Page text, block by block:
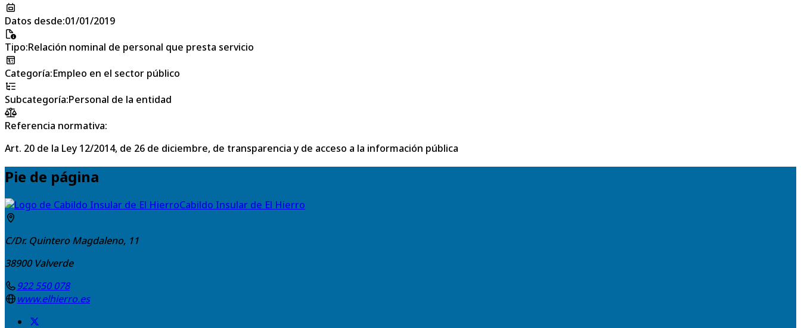
Datos desde:01/01/2019
Tipo:Relación nominal de personal que presta servicio
Categoría:Empleo en el sector público
Subcategoría:Personal de la entidad
Referencia normativa:
Art. 20 de la Ley 12/2014, de 26 de diciembre, de transparencia y de acceso a la información pública
Pie de página
Cabildo Insular de El Hierro
C/Dr. Quintero Magdaleno, 11
38900 Valverde
922 550 078
www.elhierro.es